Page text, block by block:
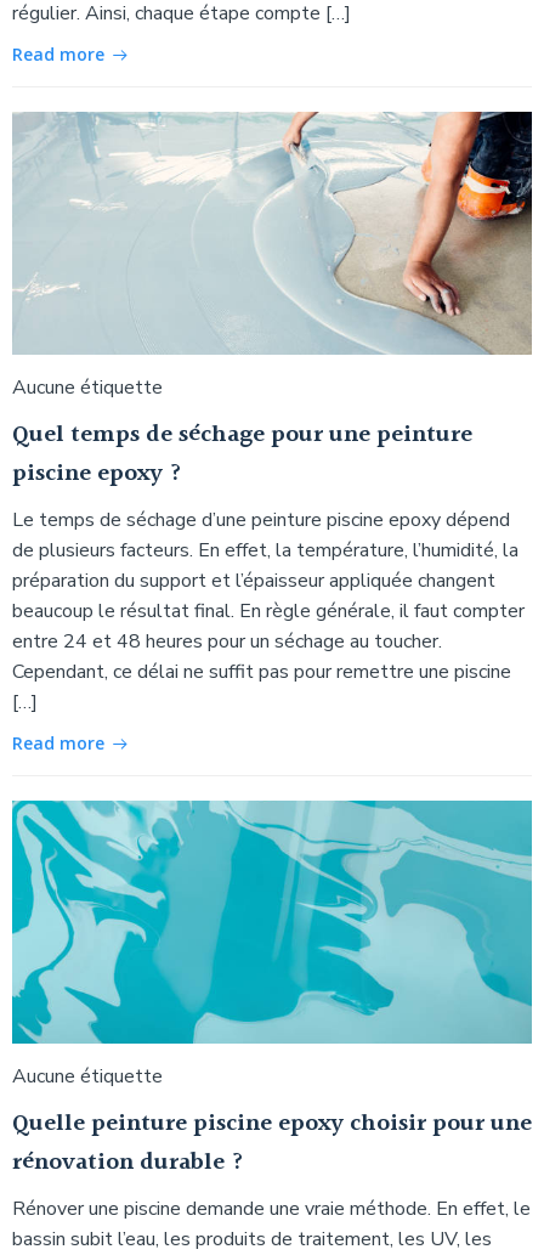
régulier. Ainsi, chaque étape compte […]
Read more
Aucune étiquette
Quel temps de séchage pour une peinture
piscine epoxy ?
Le temps de séchage d’une peinture piscine epoxy dépend
de plusieurs facteurs. En effet, la température, l’humidité, la
préparation du support et l’épaisseur appliquée changent
beaucoup le résultat final. En règle générale, il faut compter
entre 24 et 48 heures pour un séchage au toucher.
Cependant, ce délai ne suffit pas pour remettre une piscine
[…]
Read more
Aucune étiquette
Quelle peinture piscine epoxy choisir pour une
rénovation durable ?
Rénover une piscine demande une vraie méthode. En effet, le
bassin subit l’eau, les produits de traitement, les UV, les